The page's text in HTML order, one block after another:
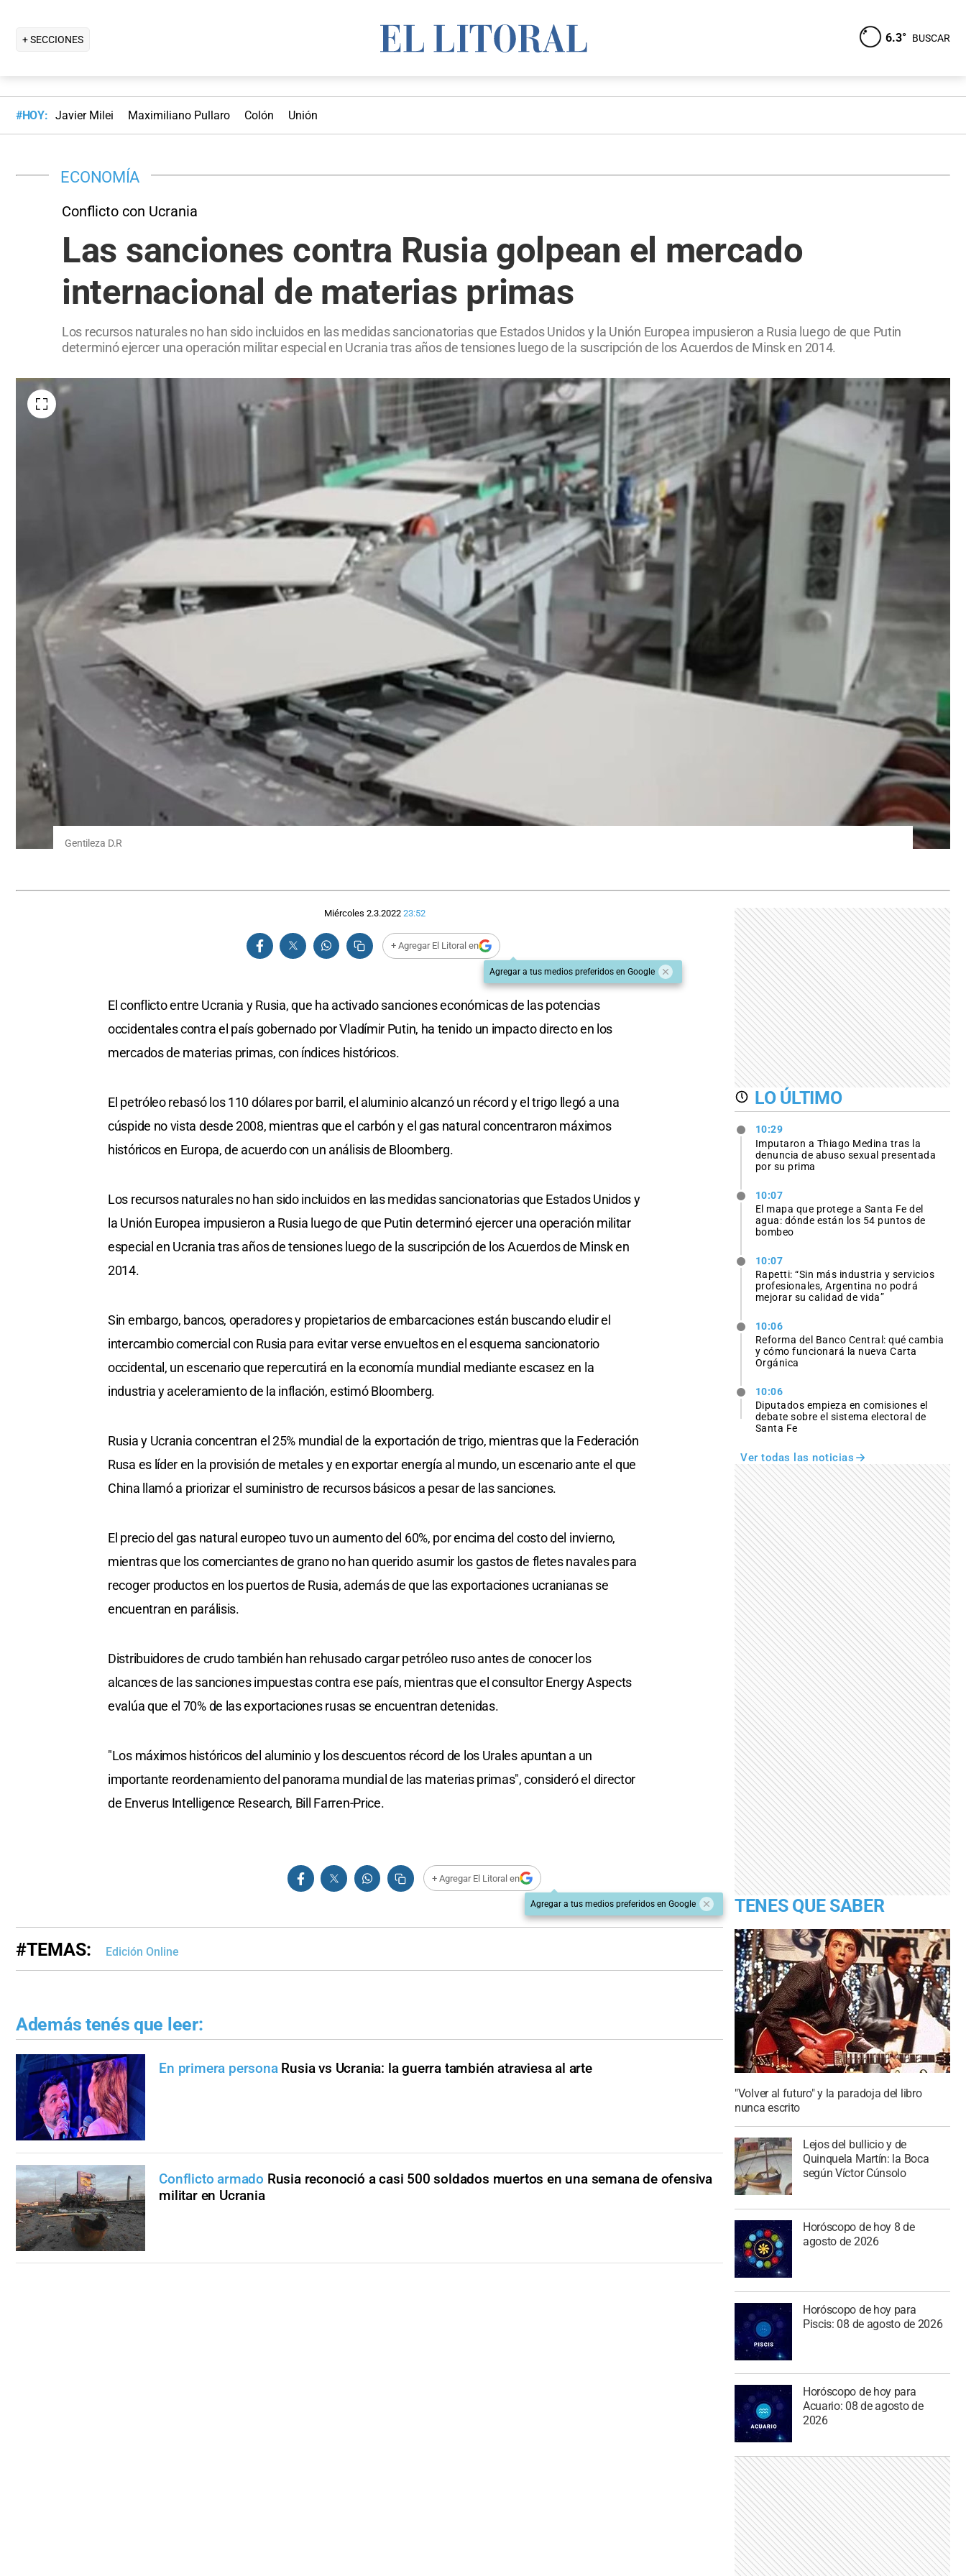
+ SECCIONES 6.3° BUSCAR
#HOY: Javier Milei Maximiliano Pullaro Colón Unión
ECONOMÍA
Conflicto con Ucrania
Las sanciones contra Rusia golpean el mercado
internacional de materias primas
Los recursos naturales no han sido incluidos en las medidas sancionatorias que Estados Unidos y la Unión Europea impusieron a Rusia luego de que Putin
determinó ejercer una operación militar especial en Ucrania tras años de tensiones luego de la suscripción de los Acuerdos de Minsk en 2014.
Gentileza D.R
Miércoles 2.3.2022 23:52
+ Agregar El Litoral en
Agregar a tus medios preferidos en Google
El conflicto entre Ucrania y Rusia, que ha activado sanciones económicas de las potencias
occidentales contra el país gobernado por Vladímir Putin, ha tenido un impacto directo en los
mercados de materias primas, con índices históricos.
El petróleo rebasó los 110 dólares por barril, el aluminio alcanzó un récord y el trigo llegó a una
cúspide no vista desde 2008, mientras que el carbón y el gas natural concentraron máximos
históricos en Europa, de acuerdo con un análisis de Bloomberg.
Los recursos naturales no han sido incluidos en las medidas sancionatorias que Estados Unidos y
la Unión Europea impusieron a Rusia luego de que Putin determinó ejercer una operación militar
especial en Ucrania tras años de tensiones luego de la suscripción de los Acuerdos de Minsk en
2014.
Sin embargo, bancos, operadores y propietarios de embarcaciones están buscando eludir el
intercambio comercial con Rusia para evitar verse envueltos en el esquema sancionatorio
occidental, un escenario que repercutirá en la economía mundial mediante escasez en la
industria y aceleramiento de la inflación, estimó Bloomberg.
Rusia y Ucrania concentran el 25% mundial de la exportación de trigo, mientras que la Federación
Rusa es líder en la provisión de metales y en exportar energía al mundo, un escenario ante el que
China llamó a priorizar el suministro de recursos básicos a pesar de las sanciones.
El precio del gas natural europeo tuvo un aumento del 60%, por encima del costo del invierno,
mientras que los comerciantes de grano no han querido asumir los gastos de fletes navales para
recoger productos en los puertos de Rusia, además de que las exportaciones ucranianas se
encuentran en parálisis.
Distribuidores de crudo también han rehusado cargar petróleo ruso antes de conocer los
alcances de las sanciones impuestas contra ese país, mientras que el consultor Energy Aspects
evalúa que el 70% de las exportaciones rusas se encuentran detenidas.
"Los máximos históricos del aluminio y los descuentos récord de los Urales apuntan a un
importante reordenamiento del panorama mundial de las materias primas", consideró el director
de Enverus Intelligence Research, Bill Farren-Price.
+ Agregar El Litoral en
Agregar a tus medios preferidos en Google
#TEMAS: Edición Online
Además tenés que leer:
En primera persona Rusia vs Ucrania: la guerra también atraviesa al arte
Conflicto armado Rusia reconoció a casi 500 soldados muertos en una semana de ofensiva
militar en Ucrania
LO ÚLTIMO
10:29
Imputaron a Thiago Medina tras la
denuncia de abuso sexual presentada
por su prima
10:07
El mapa que protege a Santa Fe del
agua: dónde están los 54 puntos de
bombeo
10:07
Rapetti: “Sin más industria y servicios
profesionales, Argentina no podrá
mejorar su calidad de vida”
10:06
Reforma del Banco Central: qué cambia
y cómo funcionará la nueva Carta
Orgánica
10:06
Diputados empieza en comisiones el
debate sobre el sistema electoral de
Santa Fe
Ver todas las noticias
TENES QUE SABER
"Volver al futuro" y la paradoja del libro
nunca escrito
Lejos del bullicio y de
Quinquela Martín: la Boca
según Víctor Cúnsolo
Horóscopo de hoy 8 de
agosto de 2026
Horóscopo de hoy para
Piscis: 08 de agosto de 2026
Horóscopo de hoy para
Acuario: 08 de agosto de
2026